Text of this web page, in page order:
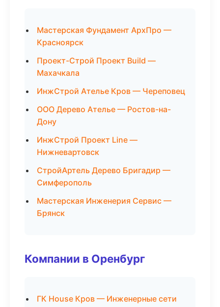
Мастерская Фундамент АрхПро —
Красноярск
Проект-Строй Проект Build —
Махачкала
ИнжСтрой Ателье Кров — Череповец
ООО Дерево Ателье — Ростов-на-
Дону
ИнжСтрой Проект Line —
Нижневартовск
СтройАртель Дерево Бригадир —
Симферополь
Мастерская Инженерия Сервис —
Брянск
Компании в Оренбург
ГК House Кров — Инженерные сети